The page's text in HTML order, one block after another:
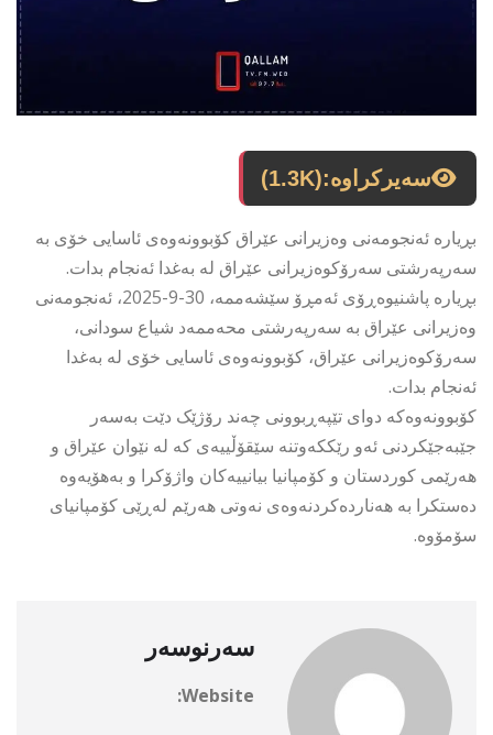
سەیرکراوە:(1.3K)
بڕیارە ئەنجومەنی وەزیرانی عێراق کۆبوونەوەی ئاسایی خۆی بە
سەرپەرشتی سەرۆکوەزیرانی عێراق لە بەغدا ئەنجام بدات.
بڕیارە پاشنیوەڕۆی ئەمڕۆ سێشەممە، 30-9-2025، ئەنجومەنی
وەزیرانی عێراق بە سەرپەرشتی محەممەد شیاع سودانی،
سەرۆکوەزیرانی عێراق، کۆبوونەوەی ئاسایی خۆی لە بەغدا
ئەنجام بدات.
کۆبوونەوەکە دوای تێپەڕبوونی چەند رۆژێک دێت بەسەر
جێبەجێکردنی ئەو رێککەوتنە سێقۆڵییەی کە لە نێوان عێراق و
هەرێمی کوردستان و کۆمپانیا بیانییەکان واژۆکرا و بەهۆیەوە
دەستکرا بە هەناردەکردنەوەی نەوتی هەرێم لەڕێی کۆمپانیای
سۆمۆوە.
سەرنوسەر
Website: